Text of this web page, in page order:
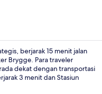
berjarak 15 menit jalan
Brygge. Para traveler
dekat dengan transportasi
3 menit dan Stasiun